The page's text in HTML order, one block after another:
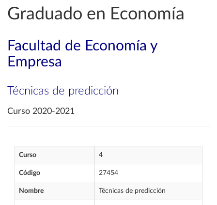
Graduado en Economía
Facultad de Economía y
Empresa
Técnicas de predicción
Curso 2020-2021
Curso 4
Código 27454
Nombre Técnicas de predicción